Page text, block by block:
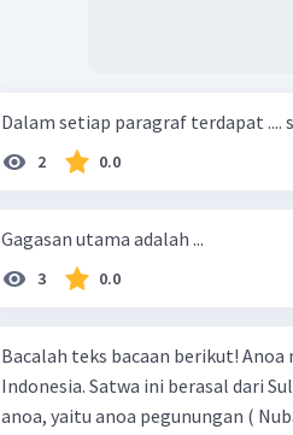
Dalam setiap paragraf terdapat ....
2 0.0
Gagasan utama adalah ...
3 0.0
Bacalah teks bacaan berikut! Anoa merupakan hewan khas hewan
Indonesia. Satwa ini berasal dari
anoa, yaitu anoa pegunungan (